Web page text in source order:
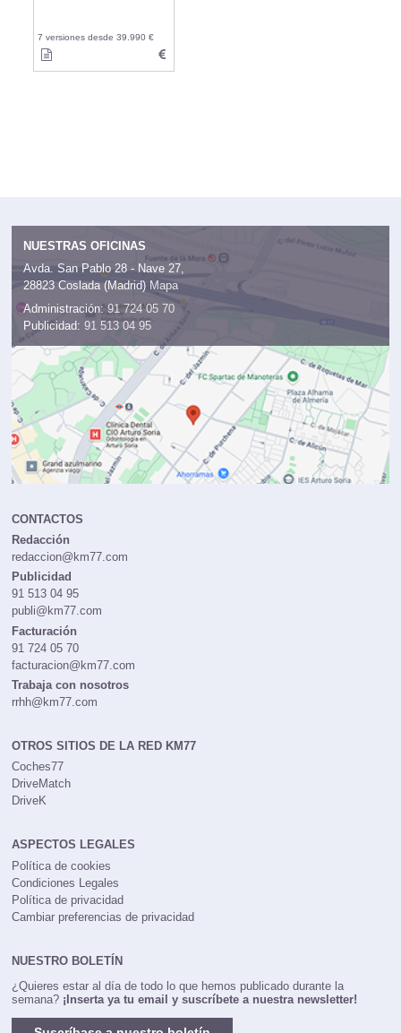
7 versiones desde 39.990 €
NUESTRAS OFICINAS
Avda. San Pablo 28 - Nave 27,
28823 Coslada (Madrid) Mapa
Administración: 91 724 05 70
Publicidad: 91 513 04 95
CONTACTOS
Redacción
redaccion@km77.com
Publicidad
91 513 04 95
publi@km77.com
Facturación
91 724 05 70
facturacion@km77.com
Trabaja con nosotros
rrhh@km77.com
OTROS SITIOS DE LA RED KM77
Coches77
DriveMatch
DriveK
ASPECTOS LEGALES
Política de cookies
Condiciones Legales
Política de privacidad
Cambiar preferencias de privacidad
NUESTRO BOLETÍN
¿Quieres estar al día de todo lo que hemos publicado durante la
semana? ¡Inserta ya tu email y suscríbete a nuestra newsletter!